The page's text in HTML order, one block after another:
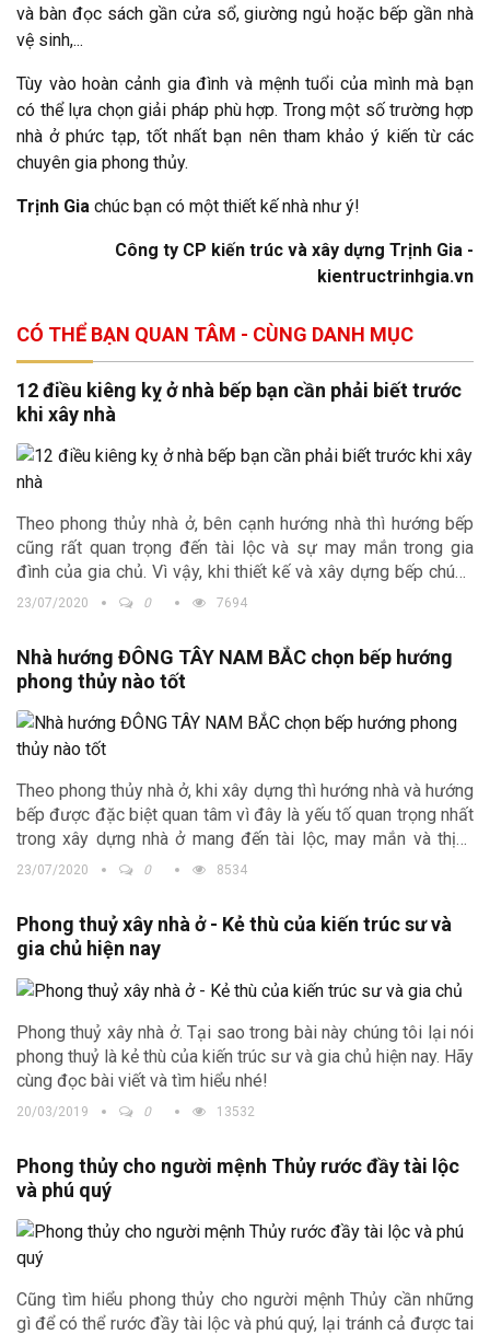
và bàn đọc sách gần cửa sổ, giường ngủ hoặc bếp gần nhà
vệ sinh,...
Tùy vào hoàn cảnh gia đình và mệnh tuổi của mình mà bạn
có thể lựa chọn giải pháp phù hợp. Trong một số trường hợp
nhà ở phức tạp, tốt nhất bạn nên tham khảo ý kiến từ các
chuyên gia phong thủy.
Trịnh Gia chúc bạn có một thiết kế nhà như ý!
Công ty CP kiến trúc và xây dựng Trịnh Gia -
kientructrinhgia.vn
CÓ THỂ BẠN QUAN TÂM - CÙNG DANH MỤC
12 điều kiêng kỵ ở nhà bếp bạn cần phải biết trước
khi xây nhà
Theo phong thủy nhà ở, bên cạnh hướng nhà thì hướng bếp
cũng rất quan trọng đến tài lộc và sự may mắn trong gia
đình của gia chủ. Vì vậy, khi thiết kế và xây dựng bếp chúng
ta rất cần phải chú ý và kiêng kị cách đặt bếp để bạn có một
viết này, kiến trúc Trịnh Gia xin gửi đến quý vị độc giả những
kinh nghiệm của ông cha ta về những điều cần tránh trong
không gian bếp để bạn có một không gian bếp với kiến trúc
hài hòa phong thủy.
23/07/2020 0 7694
Nhà hướng ĐÔNG TÂY NAM BẮC chọn bếp hướng
phong thủy nào tốt
Theo phong thủy nhà ở, khi xây dựng thì hướng nhà và hướng
bếp được đặc biệt quan tâm vì đây là yếu tố quan trọng nhất
trong xây dựng nhà ở mang đến tài lộc, may mắn và thịnh
vượng cho gia chủ. Vì vậy, trong bài viết này Kiến trúc Trịnh
thiết nhất tránh những điều không may mắn.
23/07/2020 0 8534
Phong thuỷ xây nhà ở - Kẻ thù của kiến trúc sư và
gia chủ hiện nay
Phong thuỷ xây nhà ở. Tại sao trong bài này chúng tôi lại nói
phong thuỷ là kẻ thù của kiến trúc sư và gia chủ hiện nay. Hãy
cùng đọc bài viết và tìm hiểu nhé!
20/03/2019 0 13532
Phong thủy cho người mệnh Thủy rước đầy tài lộc
và phú quý
Cũng tìm hiểu phong thủy cho người mệnh Thủy cần những
gì để có thể rước đầy tài lộc và phú quý, lại tránh cả được tai